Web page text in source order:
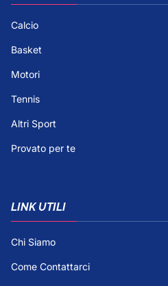
Calcio
Basket
Motori
Tennis
Altri Sport
Provato per te
LINK UTILI
Chi Siamo
Come Contattarci